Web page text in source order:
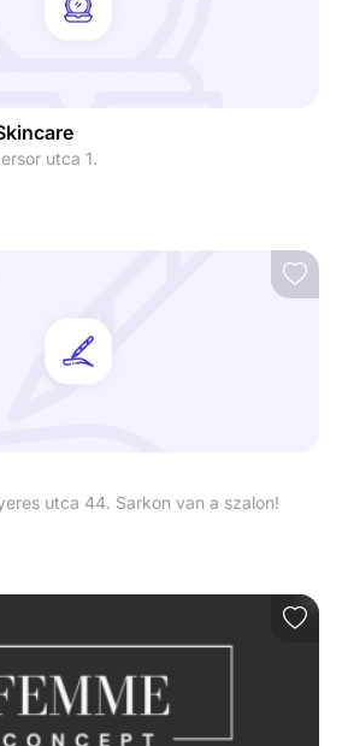
utca 1.
utca 44. Sarkon van a szalon!